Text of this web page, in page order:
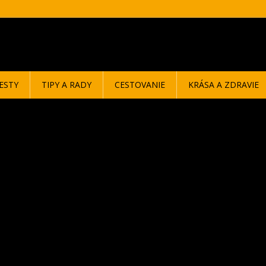
TIPY A RADY CESTOVANIE KRÁSA A ZDRAVIE